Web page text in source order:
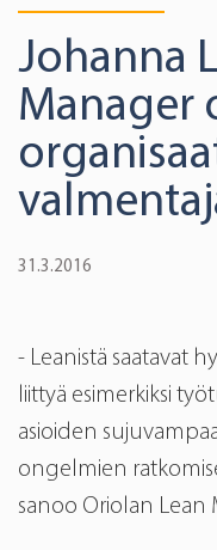
Johanna
Manager
31.3.2016
- Leanistä saatavat
liittyä esimerkiksi
asioiden
ongelmien
sanoo Oriolan Lean